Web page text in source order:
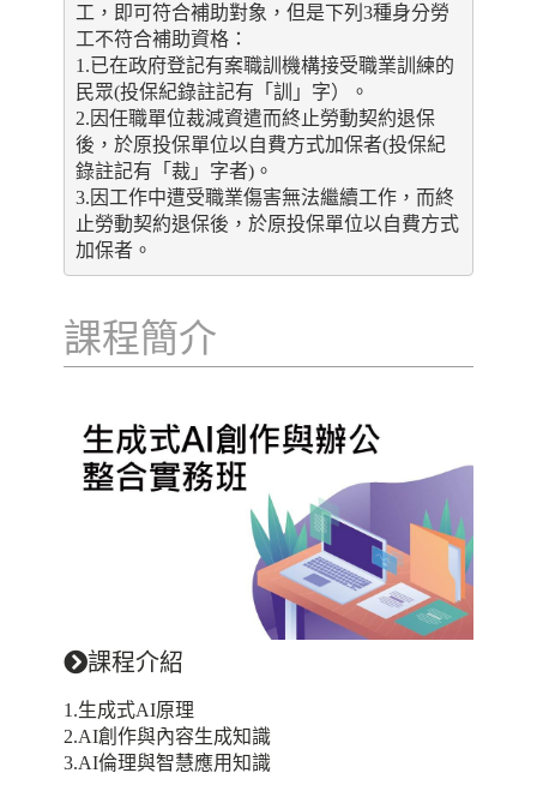
工，即可符合補助對象，但是下列3種身分勞
工不符合補助資格：
1.已在政府登記有案職訓機構接受職業訓練的
民眾(投保紀錄註記有「訓」字）。
2.因任職單位裁減資遣而終止勞動契約退保
後，於原投保單位以自費方式加保者(投保紀
錄註記有「裁」字者)。
3.因工作中遭受職業傷害無法繼續工作，而終
止勞動契約退保後，於原投保單位以自費方式
加保者。
課程簡介
課程介紹
1.生成式AI原理
2.AI創作與內容生成知識
3.AI倫理與智慧應用知識